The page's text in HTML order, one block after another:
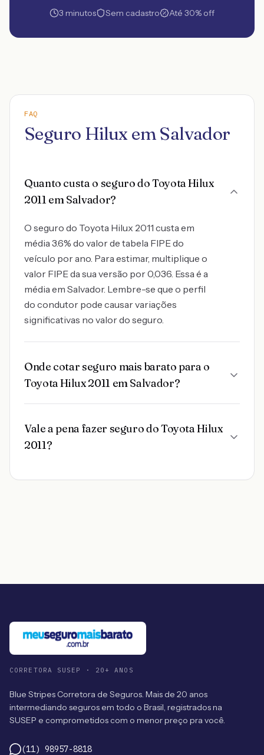
3 minutos Sem cadastro Até 30% off
FAQ
Seguro Hilux em Salvador
Quanto custa o seguro do Toyota Hilux
2011 em Salvador?
O seguro do Toyota Hilux 2011 custa em
média 3.6% do valor de tabela FIPE do
veículo por ano. Para estimar, multiplique o
valor FIPE da sua versão por 0,036. Essa é a
média em Salvador. Lembre-se que o perfil
do condutor pode causar variações
significativas no valor do seguro.
Onde cotar seguro mais barato para o
Toyota Hilux 2011 em Salvador?
Vale a pena fazer seguro do Toyota Hilux
2011?
CORRETORA SUSEP · 20+ ANOS
Blue Stripes Corretora de Seguros. Mais de 20 anos
intermediando seguros em todo o Brasil, registrados na
SUSEP e comprometidos com o menor preço pra você.
(11) 98957-8818